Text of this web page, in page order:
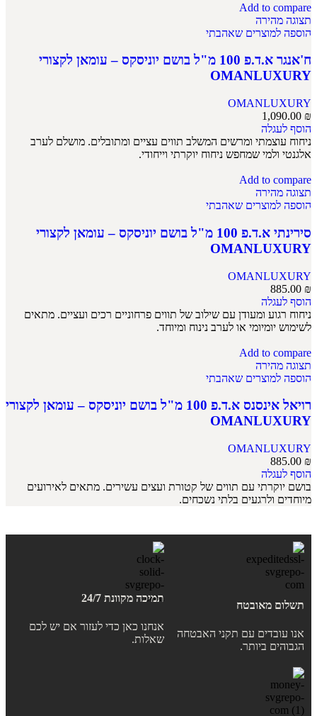
Add to compare
תצוגה מהירה
הוספה למוצרים שאהבתי
ח'אנגר א.ד.פ 100 מ"ל בושם יוניסקס – עומאן לקצורי
OMANLUXURY
OMANLUXURY
1,090.00 ₪
הוסף לעגלה
ניחוח עוצמתי ומרשים המשלב תווים עציים ומתובלים. מושלם לערב
אלגנטי ולמי שמחפש ניחוח יוקרתי וייחודי.
Add to compare
תצוגה מהירה
הוספה למוצרים שאהבתי
סירינתי א.ד.פ 100 מ"ל בושם יוניסקס – עומאן לקצורי
OMANLUXURY
OMANLUXURY
885.00 ₪
הוסף לעגלה
ניחוח רגוע ומעודן עם שילוב של תווים פרחוניים רכים ועציים. מתאים
לשימוש יומיומי או לערב נינוח ומיוחד.
Add to compare
תצוגה מהירה
הוספה למוצרים שאהבתי
רויאל אינסנס א.ד.פ 100 מ"ל בושם יוניסקס – עומאן לקצורי
OMANLUXURY
OMANLUXURY
885.00 ₪
הוסף לעגלה
בושם יוקרתי עם תווים של קטורת ועצים עשירים. מתאים לאירועים
מיוחדים ולרגעים בלתי נשכחים.
תשלום מאובטח
אנו עובדים עם תקני האבטחה
הגבוהים ביותר.
תמיכה מקוונת 24/7
אנחנו כאן כדי לעזור אם יש לכם
שאלות.